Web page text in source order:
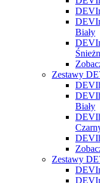
Biały
Zestawy
Biały
Zestawy